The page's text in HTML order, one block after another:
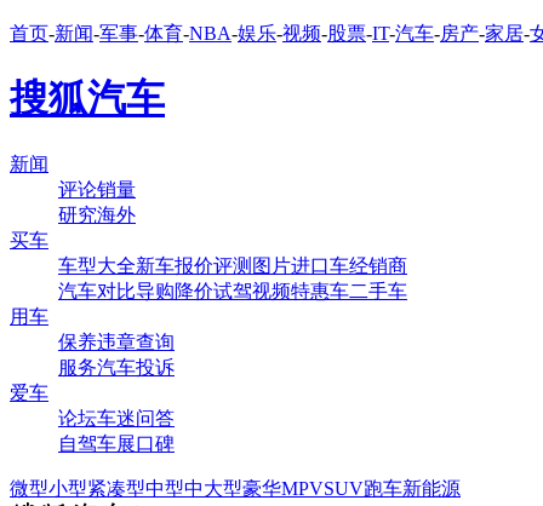
首页-新闻-军事-体育-NBA-娱乐-视频-股票-IT-汽车-房产-家居-
搜狐汽车
新闻
评论销量
研究海外
买车
车型大全新车报价评测 图片进口车经销商
汽车对比导购降价试驾视频特惠车二手车
用车
保养违章查询
服务汽车投诉
爱车
论坛车迷问答
自驾车展口碑
微型小型紧凑型中型中大型豪华MPVSUV跑车新能源